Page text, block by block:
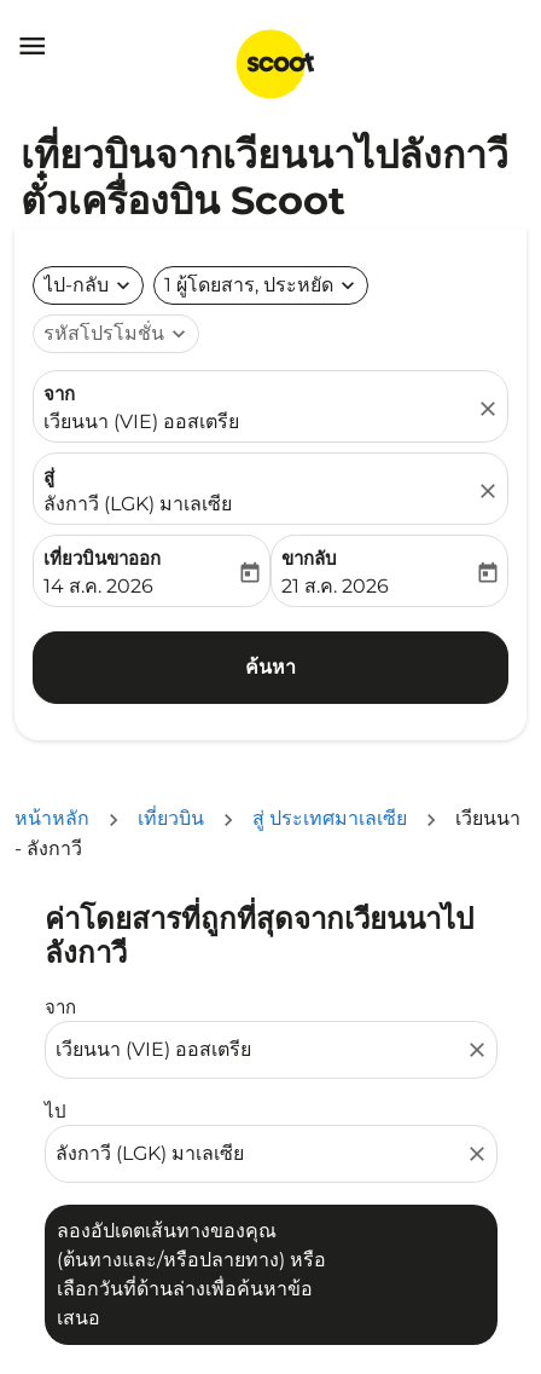

เที่ยวบินจากเวียนนาไปลังกาวี
ตั๋วเครื่องบิน Scoot
ไป-กลับ expand_more 1 ผู้โดยสาร, ประหยัด expand_more
รหัสโปรโมชั่น expand_more
จาก
เวียนนา (VIE) ออสเตรีย
close
สู่
ลังกาวี (LGK) มาเลเซีย
close
เที่ยวบินขาออก
fc-booking-departure-date-aria-label
14 ส.ค. 2026
today
ขากลับ
fc-booking-return-date-
21 ส.ค. 2026
today
ค้นหา
หน้าหลัก เที่ยวบิน สู่ ประเทศมาเลเซีย
เวียนนา
- ลังกาวี
ค่าโดยสารที่ถูกที่สุดจากเวียนนาไป
ลังกาวี
จาก
close
ไป
close
ลองอัปเดตเส้นทางของคุณ
(ต้นทางและ/หรือปลายทาง) หรือ
เลือกวันที่ด้านล่างเพื่อค้นหาข้อ
เสนอ
ลองอัปเดตเส้นทางของคุณ (ต้นทางและ/หรือปลายทาง) หรื